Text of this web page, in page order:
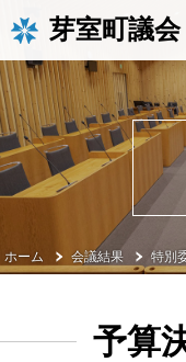
芽室町議会
ホーム 会議結果 特別
予算